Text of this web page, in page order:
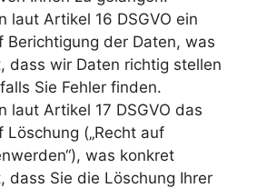
laut Artikel 16 DSGVO ein
Berichtigung der Daten, was
dass wir Daten richtig stellen
Sie Fehler finden.
laut Artikel 17 DSGVO das
Löschung („Recht auf
was konkret
dass Sie die Löschung Ihrer